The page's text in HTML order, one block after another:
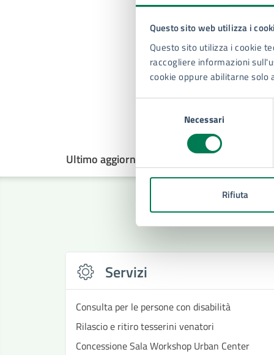
Questo sito web utilizza i
Questo sito utilizza i cookie
raccogliere informazioni
cookie oppure abilitarne solo
Necessari
Rifiuta
Ultimo aggiornamento: 21/08/2024, 11:01
Servizi
Consulta per le persone con disabilità
Rilascio e ritiro tesserini venatori
Concessione Sala Workshop Urban Center